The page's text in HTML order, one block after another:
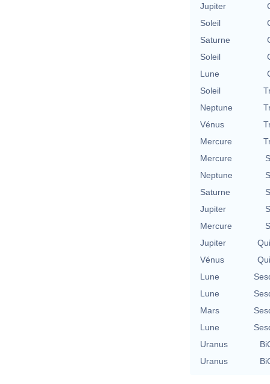
Jupiter
Soleil
Saturne
Soleil
Lune
Soleil
Neptune
Vénus
Mercure
Mercure
Neptune
Saturne
Jupiter
Mercure
Jupiter
Vénus
Lune
Lune
Mars
Lune
Uranus
Uranus